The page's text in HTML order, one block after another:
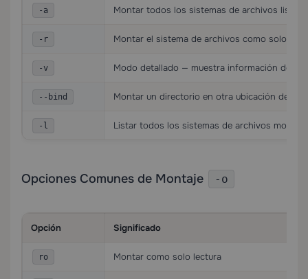
-a Montar todos los sistemas de archivos
-r Montar el sistema de archivos como solo
-v Modo detallado — muestra información
--bind Montar un directorio en otra ubicación del
-l Listar todos los sistemas de archivos
Opciones Comunes de Montaje -o
Opción Significado
ro Montar como solo lectura